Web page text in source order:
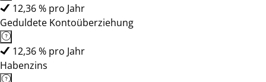
12,36 % pro Jahr
Geduldete Kontoüberziehung
12,36 % pro Jahr
Habenzins